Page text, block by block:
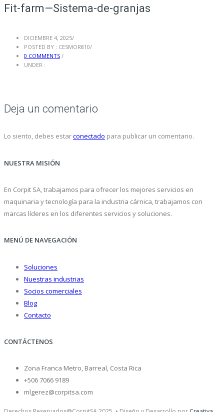
Fit-farm—Sistema-de-granjas
DICIEMBRE 4, 2025/
POSTED BY : CESMOR810/
0 COMMENTS /
UNDER :
Deja un comentario
Lo siento, debes estarconectado para publicar un comentario.
NUESTRA MISIÓN
En Corpit SA, trabajamos para ofrecer los mejores servicios en
maquinaria y tecnología para la industria cárnica, trabajamos con
marcas líderes en los diferentes servicios y soluciones.
MENÚ DE NAVEGACIÓN
Soluciones
Nuestras industrias
Socios comerciales
Blog
Contacto
CONTÁCTENOS
Zona Franca Metro, Barreal, Costa Rica
+506 7066 9189
mlgerez@corpitsa.com